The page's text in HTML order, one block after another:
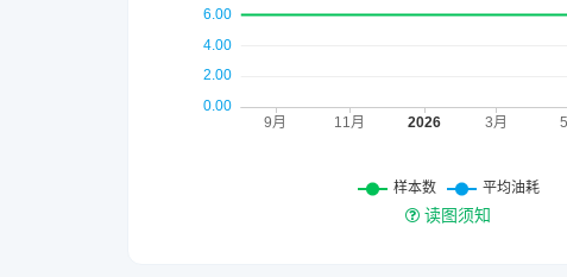
读图须知